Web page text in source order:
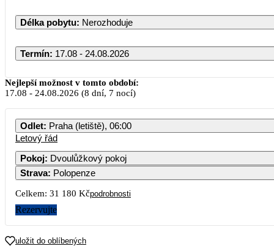
Délka pobytu: Nerozhoduje
Termín: 17.08 - 24.08.2026
Nejlepší možnost v tomto období:
17.08 - 24.08.2026 (8 dní, 7 nocí)
Odlet: Praha (letiště), 06:00
Letový řád
Pokoj: Dvoulůžkový pokoj
Strava: Polopenze
Celkem: 31 180 Kčpodrobnosti
Rezervujte
uložit do oblíbených